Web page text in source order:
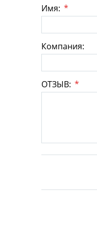
Имя: *
Компания:
ОТЗЫВ: *